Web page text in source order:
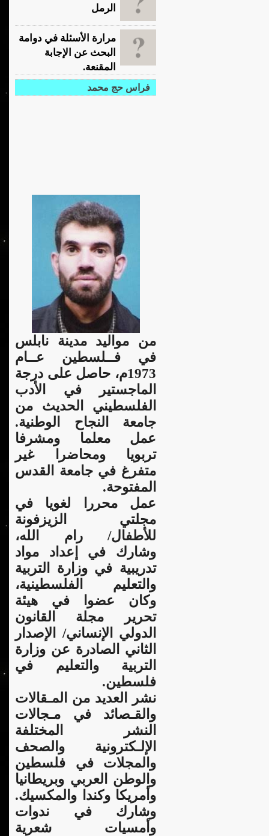
الرمل
مرارة الأسئلة في دوامة
البحث عن الإجابة
المقنعة.
فراس حج محمد
من مواليد مدينة نابلس
في فــلسطين عــام
1973م، حاصل على درجة
الماجستير في الأدب
الفلسطيني الحديث من
جامعة النجاح الوطنية.
عمل معلما ومشرفا
تربويا ومحاضرا غير
متفرغ في جامعة القدس
المفتوحة.
عمل محررا لغويا في
مجلتي الزيزفونة
للأطفال/ رام الله،
وشارك في إعداد مواد
تدريبية في وزارة التربية
والتعليم الفلسطينية،
وكان عضوا في هيئة
تحرير مجلة القانون
الدولي الإنساني/ الإصدار
الثاني الصادرة عن وزارة
التربية والتعليم في
فلسطين.
نشر العديد من المـقالات
والقـصائد في مـجالات
النشر المختلفة
الإلـكترونية والصحف
والمجلات في فلسطين
والوطن العربي وبريطانيا
وأمريكا وكندا والمكسيك.
وشارك في ندوات
وأمسيات شعرية